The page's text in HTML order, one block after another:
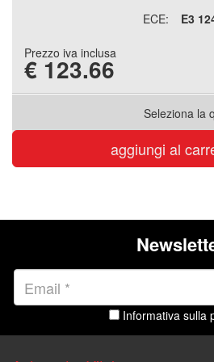
ECE:
E3
Prezzo iva inclusa
€ 123.66
Seleziona la
aggiungi al
Informativa sulla